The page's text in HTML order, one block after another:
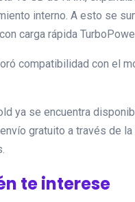
interno. A esto se
carga rápida
compatibilidad con el
ya se encuentra
gratuito a través de
te interese